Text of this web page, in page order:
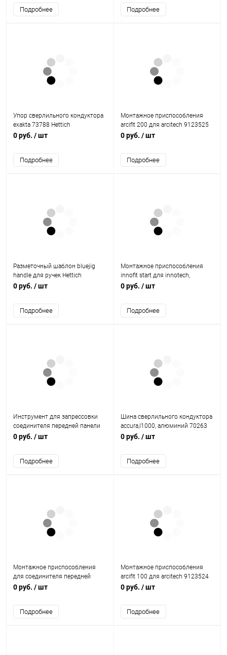
Подробнее Подробнее
Упор сверлильного кондуктора
exakta 73788 Hettich
0 руб. / шт
Подробнее
Монтажное приспособления
arcifit 200 для arcitech 9123525
Hettich
0 руб. / шт
Подробнее
Разметочный шаблон bluejig
handle для ручек Hettich
0 руб. / шт
Подробнее
Монтажное приспособления
innofit start для innotech,
innotech atira 45555 Hettich
0 руб. / шт
Подробнее
Инструмент для запрессовки
соединителя передней панели
продольного релинга arcitech
0 руб. / шт
Подробнее
Шина сверлильного кондуктора
accura,l1000, алюминий 70263
Hettich
0 руб. / шт
Подробнее
Монтажное приспособления
для соединителя передней
панели arcitech,h94/126
0 руб. / шт
Подробнее
Монтажное приспособления
arcifit 100 для arcitech 9123524
Hettich
0 руб. / шт
Подробнее